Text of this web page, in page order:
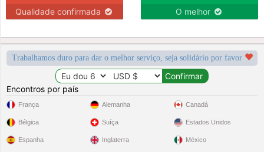
Qualidade confirmada O melhor
Trabalhamos duro para dar o melhor serviço, seja solidário por favor
Encontros por país
França
Bélgica
Espanha
Alemanha
Suíça
Inglaterra
Canadá
Estados Unidos
México